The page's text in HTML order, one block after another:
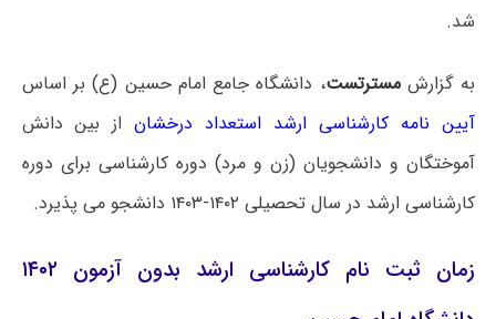
شد.
به گزارشمسترتست، دانشگاه جامع امام حسین (ع) بر اساس
آیین نامه کارشناسی ارشد استعداد درخشان از بین دانش
آموختگان و دانشجویان (زن و مرد) دوره کارشناسی برای دوره
کارشناسی ارشد در سال تحصیلی ۱۴۰۲-۱۴۰۳ دانشجو می پذیرد.
زمان ثبت نام کارشناسی ارشد بدون آزمون ۱۴۰۲